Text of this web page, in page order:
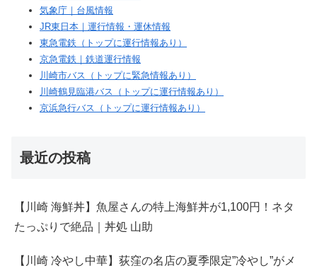
気象庁｜台風情報
JR東日本｜運行情報・運休情報
東急電鉄（トップに運行情報あり）
京急電鉄｜鉄道運行情報
川崎市バス（トップに緊急情報あり）
川崎鶴見臨港バス（トップに運行情報あり）
京浜急行バス（トップに運行情報あり）
最近の投稿
【川崎 海鮮丼】魚屋さんの特上海鮮丼が1,100円！ネタ
たっぷりで絶品｜丼処 山助
【川崎 冷やし中華】荻窪の名店の夏季限定”冷やし”がメ